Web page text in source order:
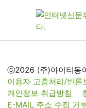
ⓒ2026 (주)아이티동
이용자 고충처리/반론
개인정보 취급방침
E-MAIL 주소 수집 거